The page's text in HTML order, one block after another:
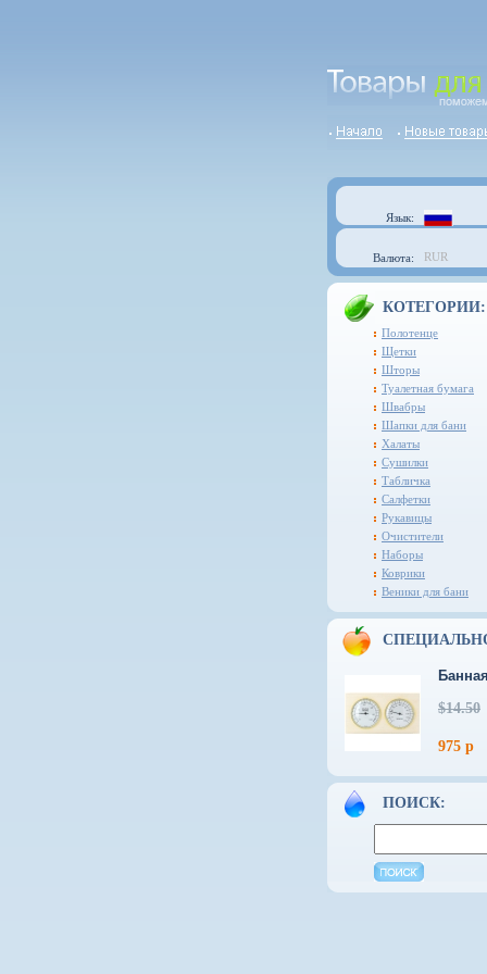
Язык:
Валюта: RUR
КОТЕГОРИИ:
Полотенце
Щетки
Шторы
Туалетная бумага
Швабры
Шапки для бани
Халаты
Сушилки
Табличка
Салфетки
Рукавицы
Очистители
Наборы
Коврики
Веники для бани
$14.50
975 р
ПОИСК: